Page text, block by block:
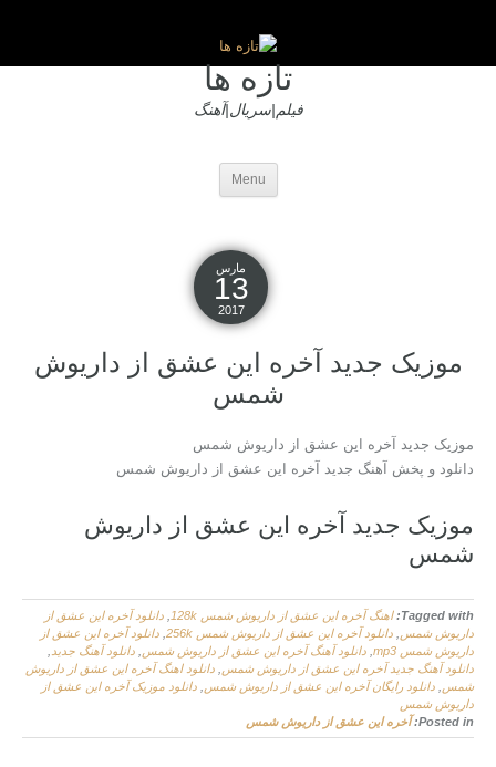
تازه ها
فیلم|سریال|آهنگ
Menu
مارس
13
2017
موزیک جدید آخره این عشق از داریوش
شمس
موزیک جدید آخره این عشق از داریوش شمس
دانلود و پخش آهنگ جدید آخره این عشق از داریوش شمس
موزیک جدید آخره این عشق از داریوش
شمس
Tagged with: اهنگ آخره این عشق از داریوش شمس 128k
دانلود آخره این عشق از
داریوش شمس دانلود آخره این عشق از داریوش شمس 256k
دانلود آخره این عشق از
داریوش شمس mp3
دانلود آهنگ آخره این عشق از داریوش شمس دانلود آهنگ جدید
دانلود آهنگ جدید آخره این عشق از داریوش شمس دانلود اهنگ آخره این عشق از داریوش
شمس دانلود رایگان آخره این عشق از داریوش شمس دانلود موزیک آخره این عشق از
داریوش شمس
Posted in: آخره این عشق از داریوش شمس